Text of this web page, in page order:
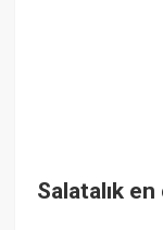
Salatalık